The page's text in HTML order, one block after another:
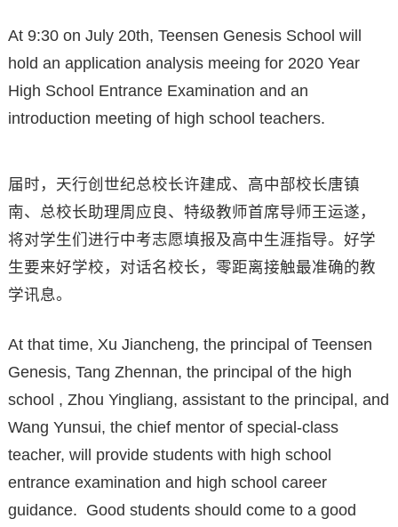
At 9:30 on July 20th, Teensen Genesis School will
hold an application analysis meeing for 2020 Year
High School Entrance Examination and an
introduction meeting of high school teachers.
届时，天行创世纪总校长许建成、高中部校长唐镇
南、总校长助理周应良、特级教师首席导师王运遂，
将对学生们进行中考志愿填报及高中生涯指导。好学
生要来好学校，对话名校长，零距离接触最准确的教
学讯息。
At that time, Xu Jiancheng, the principal of Teensen
Genesis, Tang Zhennan, the principal of the high
school , Zhou Yingliang, assistant to the principal, and
Wang Yunsui, the chief mentor of special-class
teacher, will provide students with high school
entrance examination and high school career
guidance. Good students should come to a good